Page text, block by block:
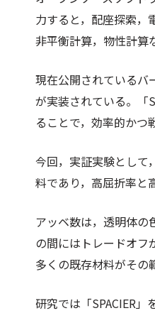
力すると，配座探索，
非平衡計算，物性計算
現在公開されているバ
が実装されている。「
ることで，効率的かつ
今回，実証実験として
料であり，高屈折率と
アッベ数は，透明体の
の間にはトレードオフ
多くの既存材料がその
研究では「SPACIER